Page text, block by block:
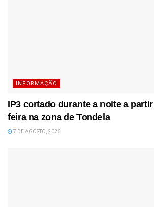
INFORMAÇÃO
IP3 cortado durante a noite a
feira na zona de Tondela
7 DE AGOSTO, 2026